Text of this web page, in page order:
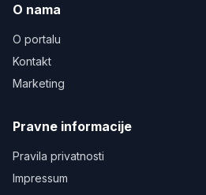
O nama
O portalu
Kontakt
Marketing
Pravne informacije
Pravila privatnosti
Impressum